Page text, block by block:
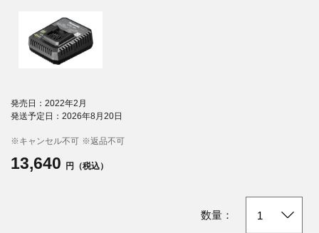
発売日：2022年2月
発送予定日：2026年8月20日
※キャンセル不可 ※返品不可
13,640 円（税込）
数量：